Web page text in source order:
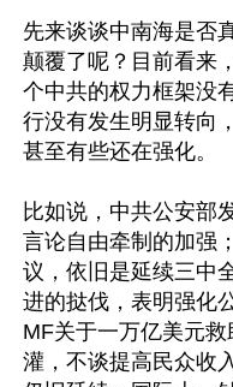
先来谈谈中南海是否
颠覆了呢？目前看来
个中共的权力框架没
行没有发生明显转向
甚至有些还在强化。
比如说，中共公安部
言论自由牵制的加强
议，依旧是延续三中
进的挞伐，表明强化
MF关于一万亿美元
灌，不谈提高民众收